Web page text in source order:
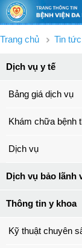
Trang chủ Tin
Dịch vụ y tế
Bảng giá dịch vụ
Khám chữa bệnh
Dịch vụ
Dịch vụ bảo lãnh
Thông tin y khoa
Kỹ thuật chuyên